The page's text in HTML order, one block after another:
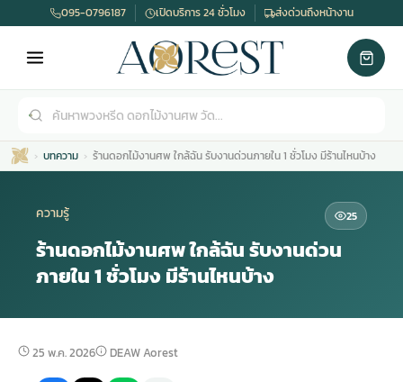
ดอกไม้หน้าศพ
พวงหรีด กรุงเทพ
ไม้งานแต่ง
พวงหรีดพัดลม
รับจัดงานศพ
095-0796187 เปิดบริการ 24 ชั่วโมง ส่งด่วนถึงหน้างาน
บทความ ร้านดอกไม้งานศพ ใกล้ฉัน รับงานด่วนภายใน 1 ชั่วโมง มีร้านไหนบ้าง
ความรู้ 25
ร้านดอกไม้งานศพ ใกล้ฉัน รับงานด่วน
ภายใน 1 ชั่วโมง มีร้านไหนบ้าง
25 พ.ค. 2026 DEAW Aorest